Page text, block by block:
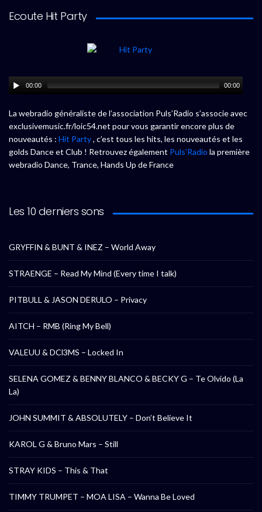
Ecoute Hit Party
00:00 00:00
La webradio généraliste de l’association Puls’Radio s’associe avec
exclusivemusic.fr/loic54.net pour vous garantir encore plus de
nouveautés : Hit Party, c’est tous les hits, les nouveautés et les
golds Dance et Club ! Retrouvez également Puls’Radio la première
webradio Dance, Trance, Hands Up de France
Les 10 derniers sons
GRYFFIN & BUNT & INEZ – World Away
STRAENGE – Read My Mind (Every time I talk)
PITBULL & JASON DERULO – Privacy
AITCH – RMB (Ring My Bell)
VALEUU & DCl3MS – Locked In
SELENA GOMEZ & BENNY BLANCO & BECKY G – Te Olvido (La
La)
JOHN SUMMIT & ABSOLUTELY – Don’t Believe It
KAROL G & Bruno Mars – Still
STRAY KIDS – This & That
TIMMY TRUMPET – MOA LISA – Wanna Be Loved